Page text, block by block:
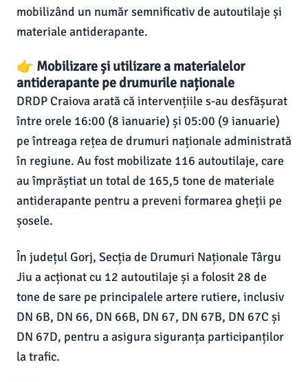
mobilizând un număr semnificativ de autoutilaje și
materiale antiderapante.
👉 Mobilizare și utilizare a materialelor
antiderapante pe drumurile naționale
DRDP Craiova arată că intervențiile s-au desfășurat
între orele 16:00 (8 ianuarie) și 05:00 (9 ianuarie)
pe întreaga rețea de drumuri naționale administrată
în regiune. Au fost mobilizate 116 autoutilaje, care
au împrăștiat un total de 165,5 tone de materiale
antiderapante pentru a preveni formarea gheții pe
șosele.
În județul Gorj, Secția de Drumuri Naționale Târgu
Jiu a acționat cu 12 autoutilaje și a folosit 28 de
tone de sare pe principalele artere rutiere, inclusiv
DN 6B, DN 66, DN 66B, DN 67, DN 67B, DN 67C și
DN 67D, pentru a asigura siguranța participanților
la trafic.